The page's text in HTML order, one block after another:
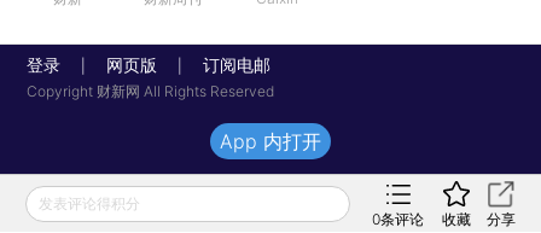
登录 网页版 订阅电邮
Copyright 财新网 All Rights Reserved
发表评论得积分
0条评论 收藏 分享
App 内打开